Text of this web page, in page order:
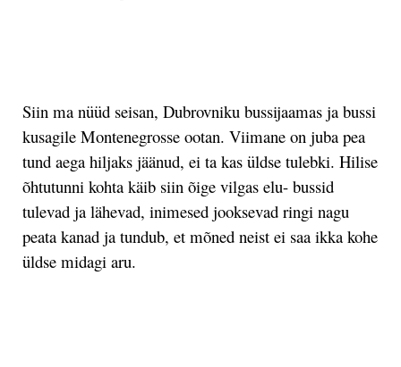
Siin ma nüüd seisan, Dubrovniku bussijaamas ja bussi
kusagile Montenegrosse ootan. Viimane on juba pea
tund aega hiljaks jäänud, ei ta kas üldse tulebki. Hilise
õhtutunni kohta käib siin õige vilgas elu- bussid
tulevad ja lähevad, inimesed jooksevad ringi nagu
peata kanad ja tundub, et mõned neist ei saa ikka kohe
üldse midagi aru.